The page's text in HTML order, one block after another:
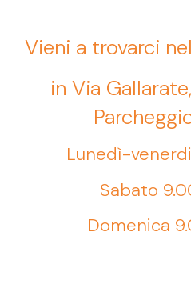
Vieni a trovarci
in Via
Lunedì-
Sabato
Domenica